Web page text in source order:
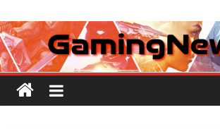
au
contenu
GamingNewZ
Tests
et
Actu
des